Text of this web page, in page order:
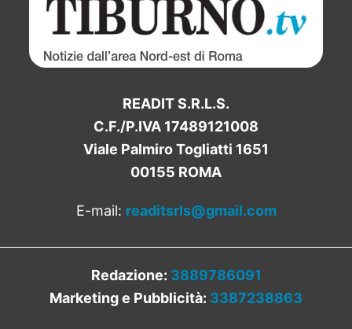
READIT S.R.L.S.
C.F./P.IVA 17489121008
Viale Palmiro Togliatti 1651
00155 ROMA
E-mail: readitsrls@gmail.com
Redazione: 3889786091
Marketing e Pubblicità: 3387238863